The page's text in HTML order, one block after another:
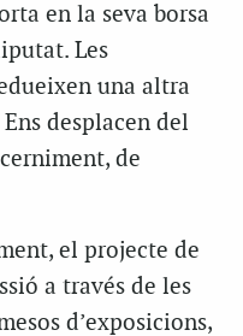
en la seva borsa
Les
una altra
desplacen del
de
el projecte de
a través de les
d’exposicions,